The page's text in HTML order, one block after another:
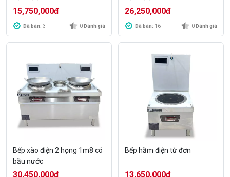
15,750,000đ
Đã bán: 3 0Đánh giá
26,250,000đ
Đã bán: 16 0Đánh giá
Bếp xào điện 2 họng 1m8 có
bầu nước
30,450,000đ
Bếp hầm điện từ đơn
13,650,000đ